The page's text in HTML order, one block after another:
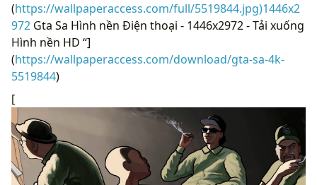
(https://wallpaperaccess.com/full/5519844.jpg)1446x2
972 Gta Sa Hình nền Điện thoại - 1446x2972 - Tải xuống
Hình nền HD “]
(https://wallpaperaccess.com/download/gta-sa-4k-
5519844)
[